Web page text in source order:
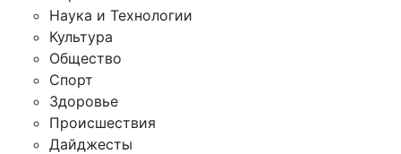
Наука и Технологии
Культура
Общество
Спорт
Здоровье
Происшествия
Дайджесты